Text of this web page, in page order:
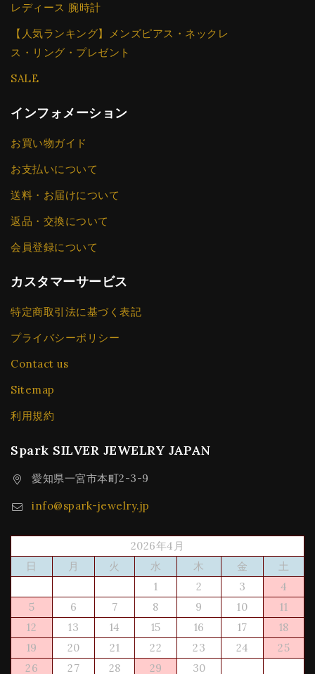
レディース 腕時計
【人気ランキング】メンズピアス・ネックレ
ス・リング・プレゼント
SALE
インフォメーション
お買い物ガイド
お支払いについて
送料・お届けについて
返品・交換について
会員登録について
カスタマーサービス
特定商取引法に基づく表記
プライバシーポリシー
Contact us
Sitemap
利用規約
Spark SILVER JEWELRY JAPAN
愛知県一宮市本町2-3-9
info@spark-jewelry.jp
2026年4月
日
月 火 水 木 金
土
1
2 3
4
5
6 7 8 9 10
11
12
13 14 15 16 17
18
19
20 21 22 23 24
25
26
27 28 29 30